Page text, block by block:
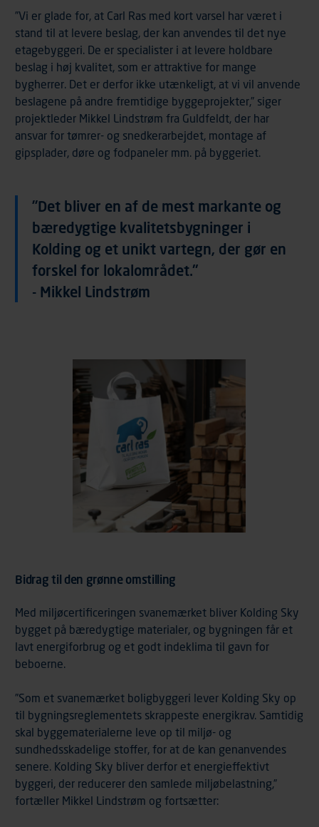
”Vi er glade for, at Carl Ras med kort varsel har været i
stand til at levere beslag, der kan anvendes til det nye
etagebyggeri. De er specialister i at levere holdbare
beslag i høj kvalitet, som er attraktive for mange
bygherrer. Det er derfor ikke utænkeligt, at vi vil anvende
beslagene på andre fremtidige byggeprojekter,” siger
projektleder Mikkel Lindstrøm fra Guldfeldt, der har
ansvar for tømrer- og snedkerarbejdet, montage af
gipsplader, døre og fodpaneler mm. på byggeriet.
”Det bliver en af de mest markante og
bæredygtige kvalitetsbygninger i
Kolding og et unikt vartegn, der gør en
forskel for lokalområdet."
- Mikkel Lindstrøm
Bidrag til den grønne omstilling
Med miljøcertificeringen svanemærket bliver Kolding Sky
bygget på bæredygtige materialer, og bygningen får et
lavt energiforbrug og et godt indeklima til gavn for
beboerne.
”Som et svanemærket boligbyggeri lever Kolding Sky op
til bygningsreglementets skrappeste energikrav. Samtidig
skal byggematerialerne leve op til miljø- og
sundhedsskadelige stoffer, for at de kan genanvendes
senere. Kolding Sky bliver derfor et energieffektivt
byggeri, der reducerer den samlede miljøbelastning,”
fortæller Mikkel Lindstrøm og fortsætter: